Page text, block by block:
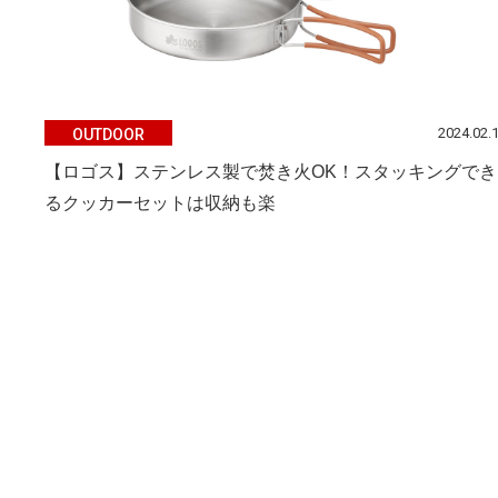
OUTDOOR
【ロゴス】ステンレス製で焚き火OK！スタッキングでき
るクッカーセットは収納も楽